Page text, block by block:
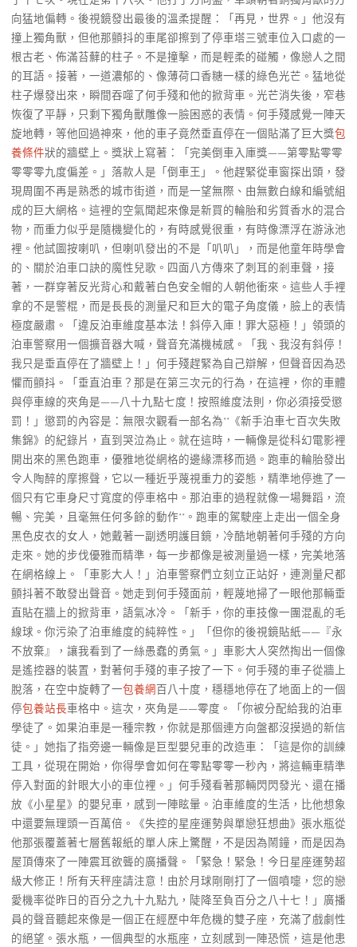
向猛地偏轉。後視鏡發出最後的溫柔提醒：「再見，世界。」他沒有
撞上獨角獸，但他那顫抖的車尾卻擦到了停車塔三號車位入口處的一
根古老、佈滿苔蘚的柱子。不是撞擊，而是輕柔的碰觸，像戀人之間
的耳語。接著，一道濃郁的、像薄荷口香糖一樣的綠色光芒。猛地從
柱子爆發出來，瞬間吞噬了何手殘和他的掀背車。光芒消失後，窄巷
恢復了平靜，只剩下獨角獸雕像一臉困惑的表情。何手殘感覺一陣天
旋地轉，等他回過神來，他的車子竟然垂直停在一個貼滿了巨大獎包
養條件狀的牆壁上。獎狀上寫著：「完美倒車入庫獎——第零點零零
零零零九度偏差。」落款人是「倒車王」。他趕緊從車窗探出頭，發
現周圍不再是熟悉的城市街道，而是一望無際、由無數白線和編號組
成的巨大網格。這裡的空氣聞起來像是新買的輪胎和劣質香水的混合
物，而重力似乎是隨機變化的，有時感覺很重，有時像漂浮在游泳池
裡。他試圖按喇叭，但喇叭發出的不是「叭叭」，而是他童年時學會
的、關於泊車口訣的魔性兒歌。四面八方傳來了刺耳的剎車聲，接
著，一群穿著反光背心和戴著白色安全帽的人朝他衝來。這些人手裡
拿的不是警棍，而是長長的測量尺和巨大的電子角度儀，臉上的表情
極度嚴肅。「違反泊車維度基本法！斜停入庫！罪大惡極！」領頭的
泊車警察用一個擴音器大喊，聲音充滿機械感。「我、我沒有斜停！
我只是垂直停在了牆壁上！」何手殘趕緊為自己辯解，但聲音因為恐
懼而顫抖。「垂直泊車？那是在第三次元的行為，在這裡，你的車體
與停車線的夾角是——八十九點七度！按照維度法則，你必須接受懲
罰！」懲罰的內容是：無限次觀看一部名為**《新手泊車七百次失敗
集錦》的紀錄片，直到哭泣為止。就在這時，一輛像是從科幻電影裡
開出來的黑色跑車，優雅地從網格的邊緣漂移而過。跑車的輪胎發出
令人陶醉的摩擦聲，它以一種近乎蔑視重力的姿態，精準地停進了一
個只有它車身尺寸寬度的停車格中。那泊車的過程就像一場舞蹈，流
暢、完美，且毫無任何多餘的動作**。跑車的駕駛座上走出一個全身
黑色皮衣的女人，她戴著一副透明護目鏡，冷酷地朝著何手殘的方向
走來。她的步伐優雅而精準，每一步都像是被測量過一樣，完美地落
在網格線上。「車影大人！」泊車警察們立刻立正站好，連測量尺都
顫抖著不敢發出聲音。她走到何手殘面前，輕蔑地掃了一眼他那輛垂
直貼在牆上的掀背車，語氣冰冷。「新手，你的車技像一團混亂的毛
線球。你污染了泊車維度的純粹性。」「但你的後視鏡貼紙——『永
不放棄』，讓我看到了一絲愚蠢的勇氣。」車影大人突然掏出一個像
是遙控器的裝置，對著何手殘的車子按了一下。何手殘的車子從牆上
脫落，在空中旋轉了一包養網百八十度，穩穩地停在了地面上的一個
停包養站長車格中。這次，夾角是——零度。「你被分配給我的泊車
學徒了。如果泊車是一種宗教，你就是那個連方向盤都沒摸過的新信
徒。」她指了指旁邊一輛像是巨型嬰兒車的改造車：「這是你的訓練
工具，從現在開始，你得學會如何在零點零零一秒內，將這輛車精準
停入對面的針眼大小的車位裡。」何手殘看著那輛閃閃發光、還在播
放《小星星》的嬰兒車，感到一陣眩暈。泊車維度的生活，比他想象
中還要無理頭一百萬倍。《失控的星座運勢與單戀狂想曲》張水瓶從
他那張覆蓋著七層舊報紙的單人床上驚醒，不是因為鬧鐘，而是因為
屋頂傳來了一陣震耳欲聾的廣播聲。「緊急！緊急！今日星座運勢超
級大修正！所有天秤座請注意！由於月球剛剛打了一個噴嚏，您的戀
愛機率從昨日的百分之九十九點九，陡降至負百分之八十七！」廣播
員的聲音聽起來像是一個正在經歷中年危機的雙子座，充滿了戲劇性
的絕望。張水瓶，一個典型的水瓶座，立刻感到一陣恐慌，這是他患